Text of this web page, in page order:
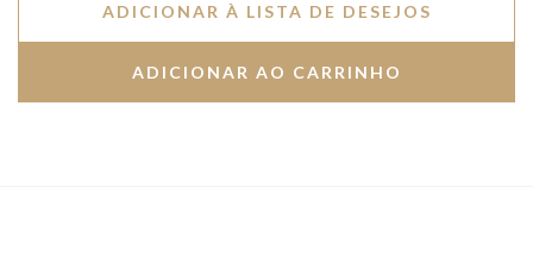
ADICIONAR À LISTA DE DESEJOS